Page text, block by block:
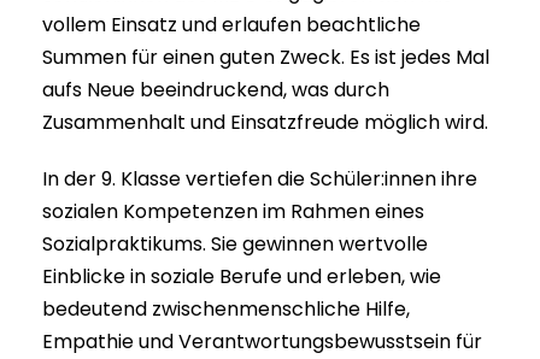
vollem Einsatz und erlaufen beachtliche
Summen für einen guten Zweck. Es ist jedes Mal
aufs Neue beeindruckend, was durch
Zusammenhalt und Einsatzfreude möglich wird.
In der 9. Klasse vertiefen die Schüler:innen ihre
sozialen Kompetenzen im Rahmen eines
Sozialpraktikums. Sie gewinnen wertvolle
Einblicke in soziale Berufe und erleben, wie
bedeutend zwischenmenschliche Hilfe,
Empathie und Verantwortungsbewusstsein für